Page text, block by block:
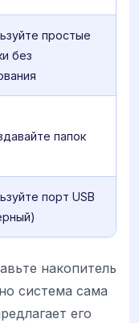
простые
без
папок
порт USB
накопитель
система сама
его